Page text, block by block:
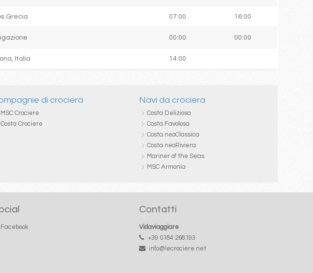
Grecia 07:00 16:00
00:00 00:00
Italia 14:00
di crociera
MSC Crociere
Costa Crociere
Navi da crociera
Costa Deliziosa
Costa Favolosa
Costa neoClassica
Costa neoRiviera
Mariner of the Seas
MSC Armonia
Facebook
Contatti
Vidaviaggiare
+39 0184 268193
info@lecrociere.net